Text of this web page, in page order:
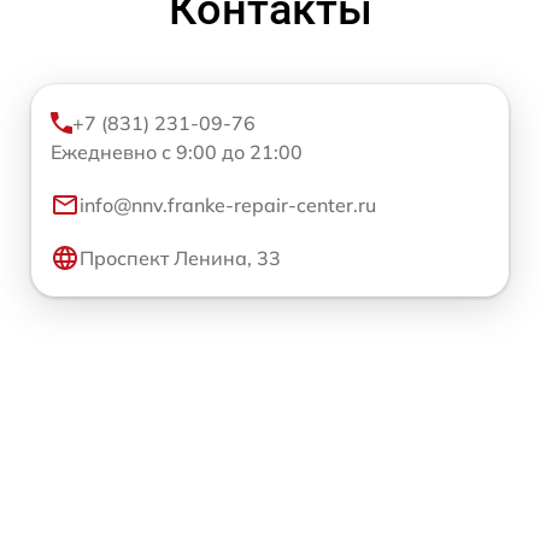
+7 (831) 231-09-76
Ежедневно с 9:00 до 21:00
info@nnv.franke-repair-center.ru
Проспект Ленина, 33